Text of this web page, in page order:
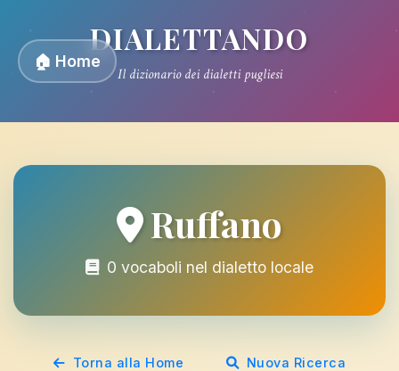
🏠 Home
DIALETTANDO
Il dizionario dei dialetti pugliesi
Ruffano
0 vocaboli nel dialetto locale
Torna alla Home Nuova Ricerca